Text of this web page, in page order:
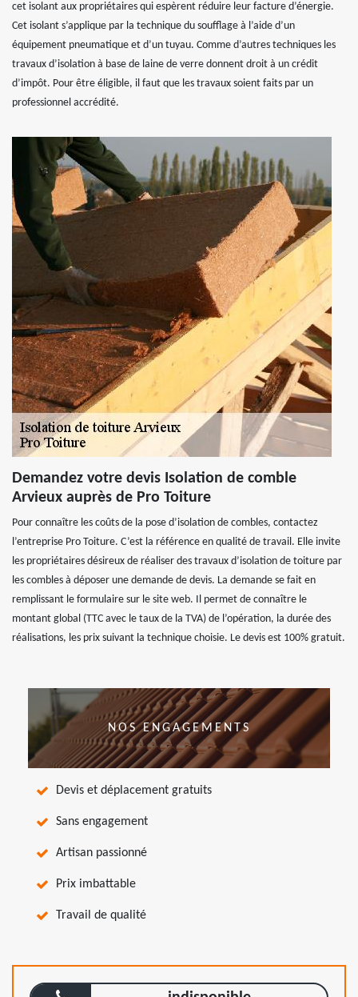
cet isolant aux propriétaires qui espèrent réduire leur facture d’énergie.
Cet isolant s’applique par la technique du soufflage à l’aide d’un
équipement pneumatique et d’un tuyau. Comme d’autres techniques les
travaux d’isolation à base de laine de verre donnent droit à un crédit
d’impôt. Pour être éligible, il faut que les travaux soient faits par un
professionnel accrédité.
Demandez votre devis Isolation de comble
Arvieux auprès de Pro Toiture
Pour connaître les coûts de la pose d’isolation de combles, contactez
l’entreprise Pro Toiture. C’est la référence en qualité de travail. Elle invite
les propriétaires désireux de réaliser des travaux d’isolation de toiture par
les combles à déposer une demande de devis. La demande se fait en
remplissant le formulaire sur le site web. Il permet de connaître le
montant global (TTC avec le taux de la TVA) de l’opération, la durée des
réalisations, les prix suivant la technique choisie. Le devis est 100% gratuit.
NOS ENGAGEMENTS
Devis et déplacement gratuits
Sans engagement
Artisan passionné
Prix imbattable
Travail de qualité